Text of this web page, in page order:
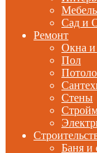
Сад и
Ремонт
Окна и
Пол
Стены
Баня и